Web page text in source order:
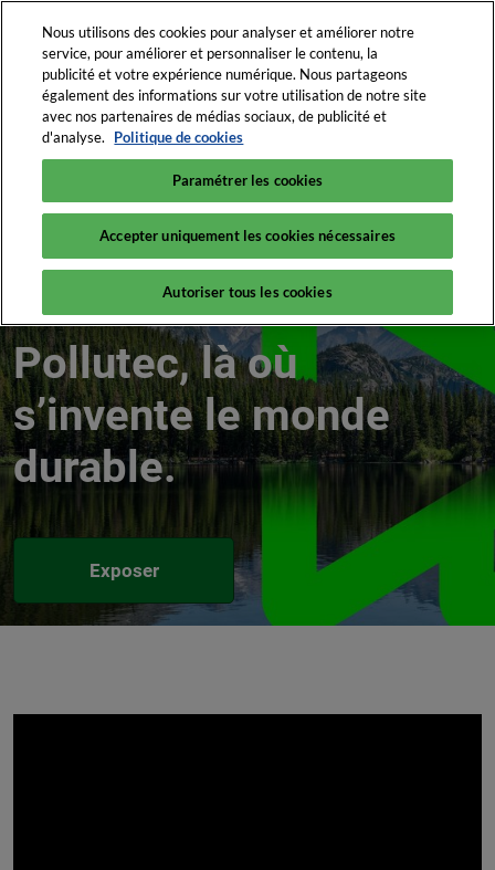
contenu
12-15 oct. 2027
Lyon Eurexpo
Contacter
Eurexpo Lyon
Pollutec Lyon
Pollutec, là où
s’invente le monde
durable.
Exposer
Nous utilisons des cookies pour analyser et améliorer notre
service, pour améliorer et personnaliser le contenu, la
publicité et votre expérience numérique. Nous partageons
également des informations sur votre utilisation de notre site
avec nos partenaires de médias sociaux, de publicité et
d'analyse.
Politique de cookies
Paramétrer les cookies
Accepter uniquement les cookies nécessaires
Autoriser tous les cookies